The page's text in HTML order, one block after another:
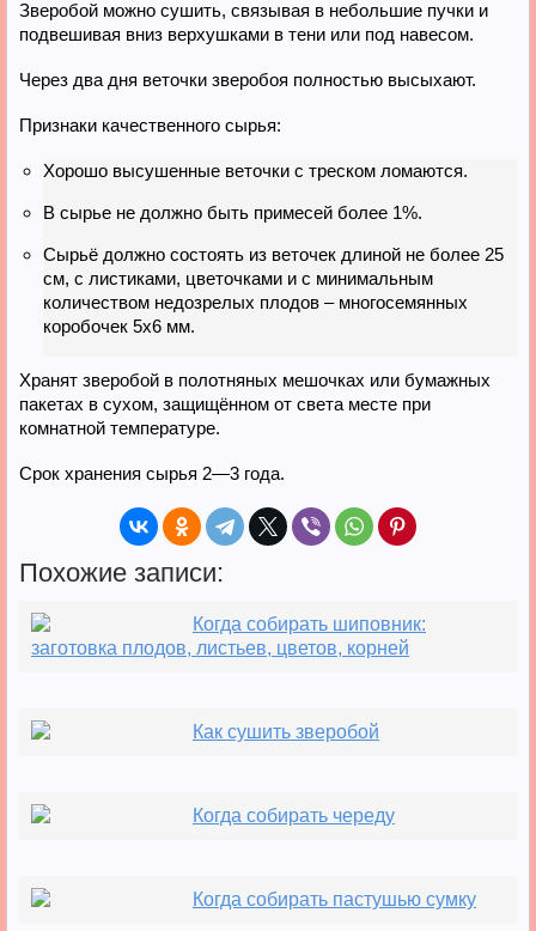
Зверобой можно сушить, связывая в небольшие пучки и
подвешивая вниз верхушками в тени или под навесом.
Через два дня веточки зверобоя полностью высыхают.
Признаки качественного сырья:
Хорошо высушенные веточки с треском ломаются.
В сырье не должно быть примесей более 1%.
Сырьё должно состоять из веточек длиной не более 25
см, с листиками, цветочками и с минимальным
количеством недозрелых плодов – многосемянных
коробочек 5х6 мм.
Хранят зверобой в полотняных мешочках или бумажных
пакетах в сухом, защищённом от света месте при
комнатной температуре.
Срок хранения сырья 2—3 года.
Похожие записи:
Когда собирать шиповник:
заготовка плодов, листьев, цветов, корней
Как сушить зверобой
Когда собирать череду
Когда собирать пастушью сумку